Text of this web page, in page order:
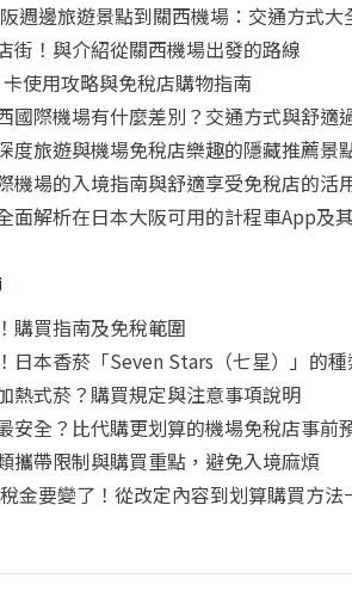
週邊旅遊景點到關西機場：交通方式大
街！與介紹從關西機場出發的路線
使用攻略與免稅店購物指南
國際機場有什麼差別？交通方式與舒適
度旅遊與機場免稅店樂趣的隱藏推薦景
機場的入境指南與舒適享受免稅店的活
面解析在日本大阪可用的計程車App及
購買指南及免稅範圍
日本香菸「Seven Stars（七星）」的
熱式菸？購買規定與注意事項說明
安全？比代購更划算的機場免稅店事前
攜帶限制與購買重點，避免入境麻煩
金要變了！從改定內容到划算購買方法